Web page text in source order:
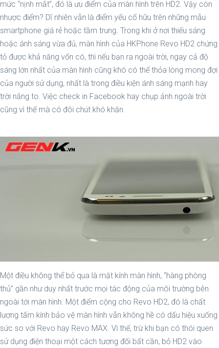
mức “nịnh mắt”, đó là ưu điểm của màn hình trên HD2. Vậy còn
nhược điểm? Dĩ nhiên vẫn là điểm yếu cố hữu trên những mẫu
smartphone giá rẻ hoặc tầm trung. Trong khi ở nơi thiếu sáng
hoặc ánh sáng vừa đủ, màn hình của HKPhone Revo HD2 chứng
tỏ được khả năng vốn có, thì nếu bạn ra ngoài trời, ngay cả độ
sáng lớn nhất của màn hình cũng khó có thể thỏa lòng mong đợi
của người sử dụng, nhất là trong điều kiện ánh sáng mạnh hay
trời nắng to. Việc check in Facebook hay chụp ảnh ngoài trời
cũng vì thế mà có đôi chút khó khăn.
Một điều không thể bỏ qua là mặt kính màn hình, “hàng phòng
thủ” gần như duy nhất trước mọi tác động của môi trường bên
ngoài tới màn hình. Một điểm cộng cho Revo HD2, đó là chất
lượng tấm kính bảo vệ màn hình vẫn không hề có dấu hiệu xuống
sức so với Revo hay Revo MAX. Vì thế, trừ khi bạn có thói quen
sử dụng điện thoại một cách tương đối bất cần, bỏ HD2 vào